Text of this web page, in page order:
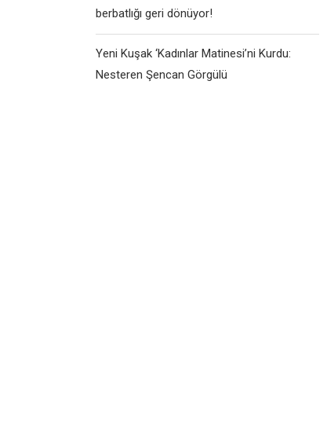
berbatlığı geri dönüyor!
Yeni Kuşak ‘Kadınlar Matinesi’ni Kurdu:
Nesteren Şencan Görgülü